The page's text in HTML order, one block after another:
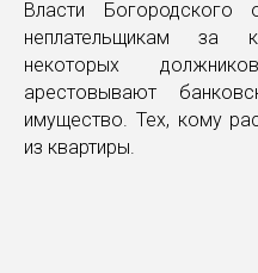
Власти Богородского
неплательщикам за
некоторых
арестовывают
имущество. Тех, кому
из квартиры.